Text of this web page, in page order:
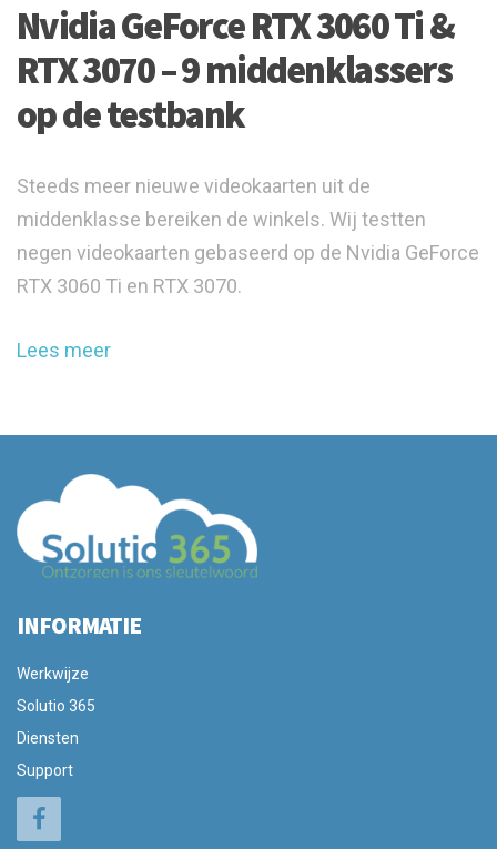
Nvidia GeForce RTX 3060 Ti &
RTX 3070 – 9 middenklassers
op de testbank
Steeds meer nieuwe videokaarten uit de
middenklasse bereiken de winkels. Wij testten
negen videokaarten gebaseerd op de Nvidia GeForce
RTX 3060 Ti en RTX 3070.
Lees meer
INFORMATIE
Werkwijze
Solutio 365
Diensten
Support